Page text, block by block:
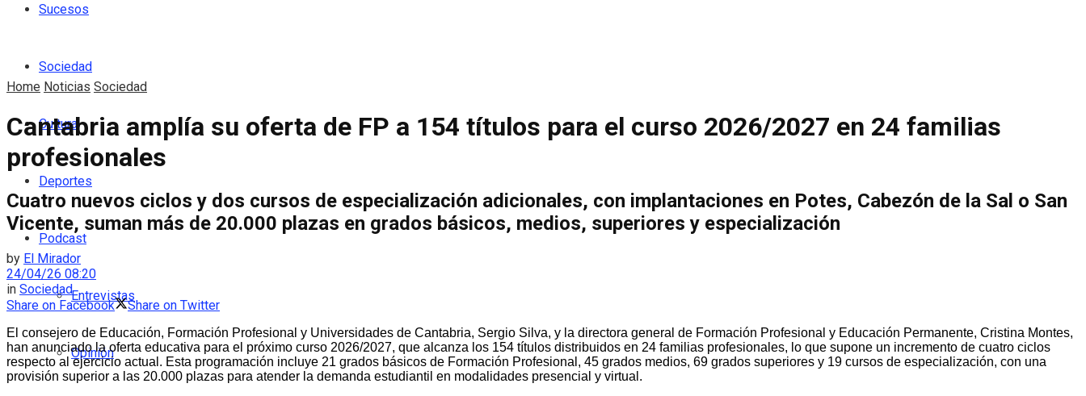
Sucesos
Sociedad
Cultura
Deportes
Podcast
Entrevistas
Opinión
Home Noticias Sociedad
Cantabria amplía su oferta de FP a 154 títulos para el curso 2026/2027 en 24 familias
profesionales
Cuatro nuevos ciclos y dos cursos de especialización adicionales, con implantaciones en Potes, Cabezón de la Sal o San
Vicente, suman más de 20.000 plazas en grados básicos, medios, superiores y especialización
by El Mirador
24/04/26 08:20
in Sociedad
Share on Facebook
Share on Twitter
El consejero de Educación, Formación Profesional y Universidades de Cantabria, Sergio Silva, y la directora general de Formación Profesional y Educación Permanente, Cristina Montes,
han anunciado la oferta educativa para el próximo curso 2026/2027, que alcanza los 154 títulos distribuidos en 24 familias profesionales, lo que supone un incremento de cuatro ciclos
respecto al ejercicio actual. Esta programación incluye 21 grados básicos de Formación Profesional, 45 grados medios, 69 grados superiores y 19 cursos de especialización, con una
provisión superior a las 20.000 plazas para atender la demanda estudiantil en modalidades presencial y virtual.